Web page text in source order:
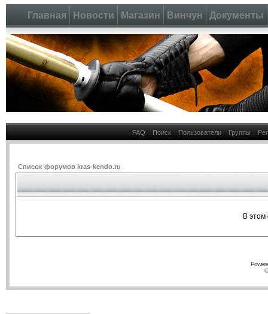
Главная Новости Магазин Винчун Документы
FAQ Поиск Пользователи Группы
Список форумов kras-kendo.ru
В